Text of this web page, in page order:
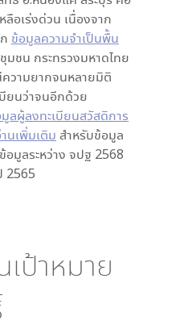
อเร่งด่วน เนื่องจาก
ข้อมูลความจำเป็นพื้น
ชน กระทรวงมหาดไทย
วามยากจนหลายมิติ
ยนว่าจนอีกด้วย
ลผู้ลงทะเบียนสวัสดิการ
นเพิ่มเติม สำหรับข้อมูล
มูลระหว่าง จปฐ 2568
2565
ป้าหมาย